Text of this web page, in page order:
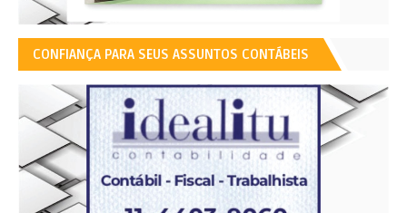
CONFIANÇA PARA SEUS ASSUNTOS CONTÁBEIS